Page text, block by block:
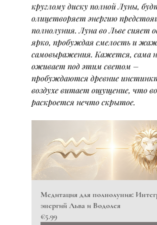
круглому диску полной Луны,
олицетворяет энергию
полнолуния. Луна во Льве сияет
ярко, пробуждая смелость и
самовыражения. Кажется, сама
оживает под этим светом –
пробуждаются древние
воздухе витает ощущение, что
раскроется нечто скрытое.
Медитация для полнолуния:
энергий Льва и Водолея
€5.99